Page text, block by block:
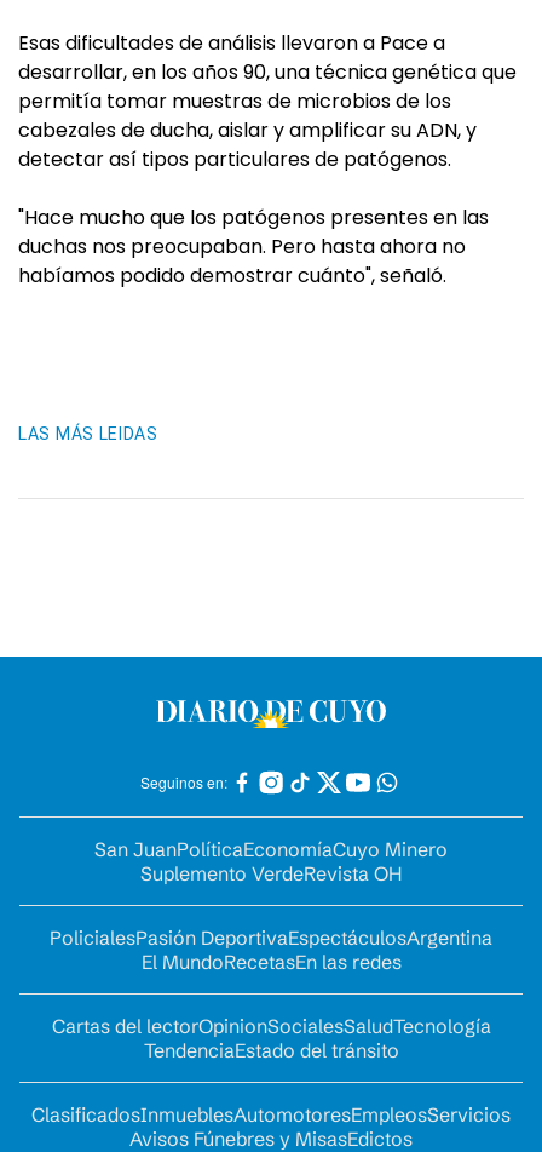
Esas dificultades de análisis llevaron a Pace a
desarrollar, en los años 90, una técnica genética que
permitía tomar muestras de microbios de los
cabezales de ducha, aislar y amplificar su ADN, y
detectar así tipos particulares de patógenos.
"Hace mucho que los patógenos presentes en las
duchas nos preocupaban. Pero hasta ahora no
habíamos podido demostrar cuánto", señaló.
LAS MÁS LEIDAS
Seguinos en:
San JuanPolíticaEconomíaCuyo Minero
Suplemento VerdeRevista OH
PolicialesPasión DeportivaEspectáculosArgentina
El MundoRecetasEn las redes
Cartas del lectorOpinionSocialesSaludTecnología
TendenciaEstado del tránsito
ClasificadosInmueblesAutomotoresEmpleosServicios
Avisos Fúnebres y MisasEdictos